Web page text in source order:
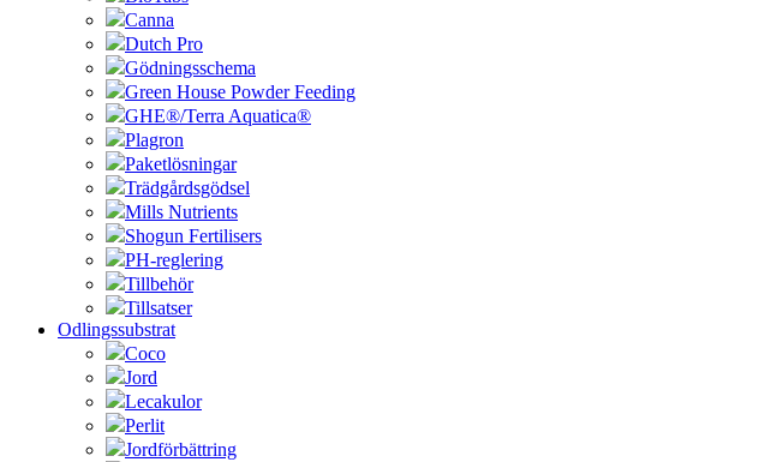
Canna
Dutch Pro
Gödningsschema
Green House Powder Feeding
GHE®/Terra Aquatica®
Plagron
Paketlösningar
Trädgårdsgödsel
Mills Nutrients
Shogun Fertilisers
PH-reglering
Tillbehör
Tillsatser
Odlingssubstrat
Coco
Jord
Lecakulor
Perlit
Jordförbättring